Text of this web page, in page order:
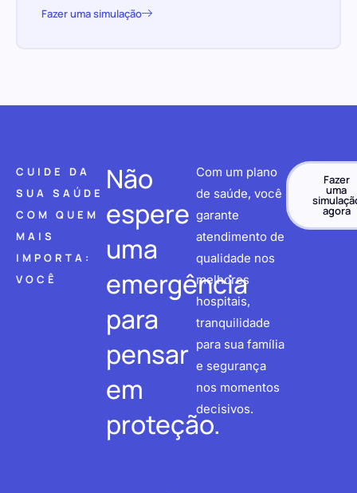
Fazer uma simulação
CUIDE DA
SUA SAÚDE
COM QUEM
MAIS
IMPORTA:
VOCÊ
Não
espere
uma
emergência
para
pensar
em
proteção.
Com um plano
de saúde, você
garante
atendimento de
qualidade nos
melhores
hospitais,
tranquilidade
para sua família
e segurança
nos momentos
decisivos.
Fazer
uma
agora